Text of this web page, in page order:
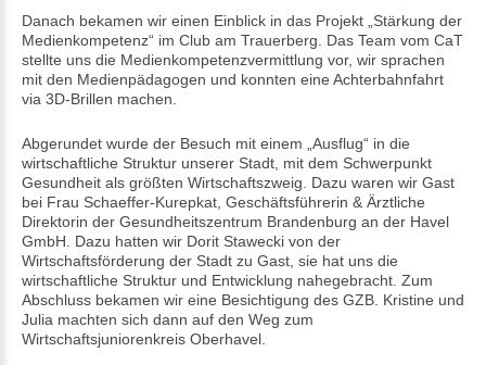
Danach bekamen wir einen Einblick in das Projekt „Stärkung der
Medienkompetenz“ im Club am Trauerberg. Das Team vom CaT
stellte uns die Medienkompetenzvermittlung vor, wir sprachen
mit den Medienpädagogen und konnten eine Achterbahnfahrt
via 3D-Brillen machen.
Abgerundet wurde der Besuch mit einem „Ausflug“ in die
wirtschaftliche Struktur unserer Stadt, mit dem Schwerpunkt
Gesundheit als größten Wirtschaftszweig. Dazu waren wir Gast
bei Frau Schaeffer-Kurepkat, Geschäftsführerin & Ärztliche
Direktorin der Gesundheitszentrum Brandenburg an der Havel
GmbH. Dazu hatten wir Dorit Stawecki von der
Wirtschaftsförderung der Stadt zu Gast, sie hat uns die
wirtschaftliche Struktur und Entwicklung nahegebracht. Zum
Abschluss bekamen wir eine Besichtigung des GZB. Kristine und
Julia machten sich dann auf den Weg zum
Wirtschaftsjuniorenkreis Oberhavel.